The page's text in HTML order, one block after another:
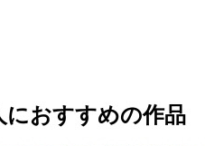
におすすめの作品